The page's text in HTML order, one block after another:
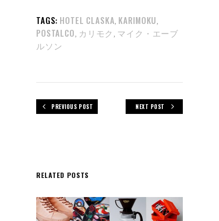
TAGS: HOTEL CLASKA, KARIMOKU,
POSTALCO, カリモク , マイク・エーブ
ルソン
PREVIOUS POST NEXT POST
RELATED POSTS